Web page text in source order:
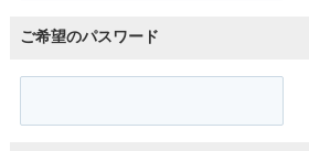
ご希望のパスワード